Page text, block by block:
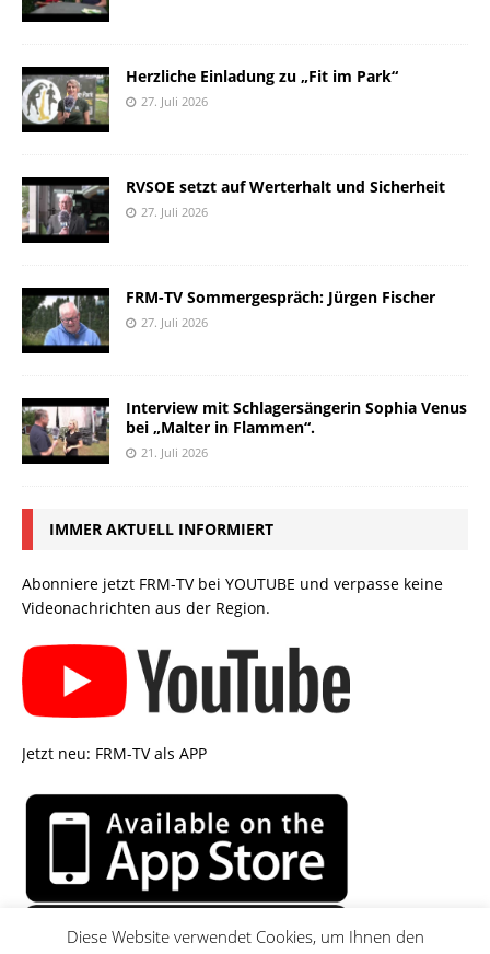
Herzliche Einladung zu „Fit im Park“
27. Juli 2026
RVSOE setzt auf Werterhalt und Sicherheit
27. Juli 2026
FRM-TV Sommergespräch: Jürgen Fischer
27. Juli 2026
Interview mit Schlagersängerin Sophia Venus
bei „Malter in Flammen“.
21. Juli 2026
IMMER AKTUELL INFORMIERT
Abonniere jetzt FRM-TV bei YOUTUBE und verpasse keine
Videonachrichten aus der Region.
Jetzt neu: FRM-TV als APP
Diese Website verwendet Cookies, um Ihnen den